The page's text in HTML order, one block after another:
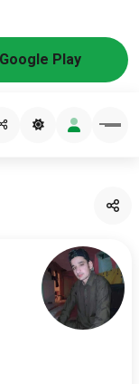
Google Play